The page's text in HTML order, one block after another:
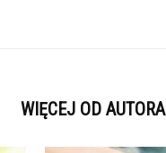
WIĘCEJ OD AUTORA